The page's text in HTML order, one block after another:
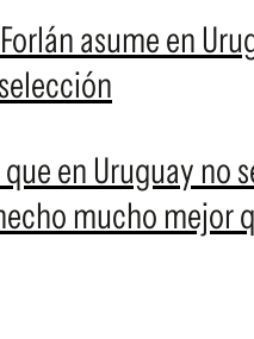
asume en
en Uruguay no
mucho mejor